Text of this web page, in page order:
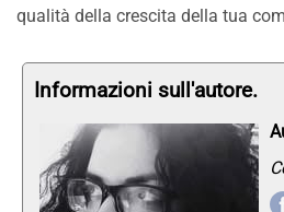
qualità della crescita della tua
Informazioni sull'autore.